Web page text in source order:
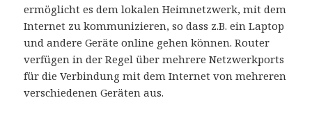
ermöglicht es dem lokalen Heimnetzwerk, mit dem
Internet zu kommunizieren, so dass z.B. ein Laptop
und andere Geräte online gehen können. Router
verfügen in der Regel über mehrere Netzwerkports
für die Verbindung mit dem Internet von mehreren
verschiedenen Geräten aus.